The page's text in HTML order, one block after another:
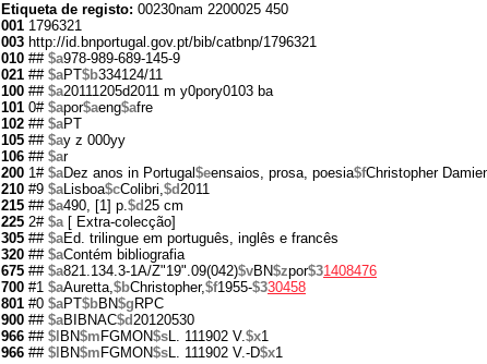
Etiqueta de registo: 00230nam 2200025 450
001 1796321
003 http://id.bnportugal.gov.pt/bib/catbnp/1796321
010 ## $a978-989-689-145-9
021 ## $aPT$b334124/11
100 ## $a20111205d2011 m y0pory0103 ba
101 0# $apor$aeng$afre
102 ## $aPT
105 ## $ay z 000yy
106 ## $ar
200 1# $aDez anos in Portugal$eensaios, prosa, poesia$fChristopher
210 #9 $aLisboa$cColibri,$d2011
215 ## $a490, [1] p.$d25 cm
225 2# $a[ Extra-colecção]
305 ## $aEd. trilingue em português, inglês e francês
320 ## $aContém bibliografia
675 ## $a821.134.3-1A/Z"19".09(042)$vBN$zpor$31408476
700 #1 $aAuretta,$bChristopher,$f1955-$330458
801 #0 $aPT$bBN$g RPC
900 ## $aBIBNAC$d20120530
966 ## $l BN$m FGMON$sL. 111902 V.$x1
966 ## $l BN$m FGMON$sL. 111902 V.-D$x1